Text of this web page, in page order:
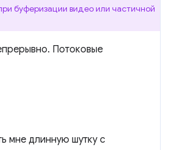
буферизации видео или частичной
Потоковые
мне длинную шутку с